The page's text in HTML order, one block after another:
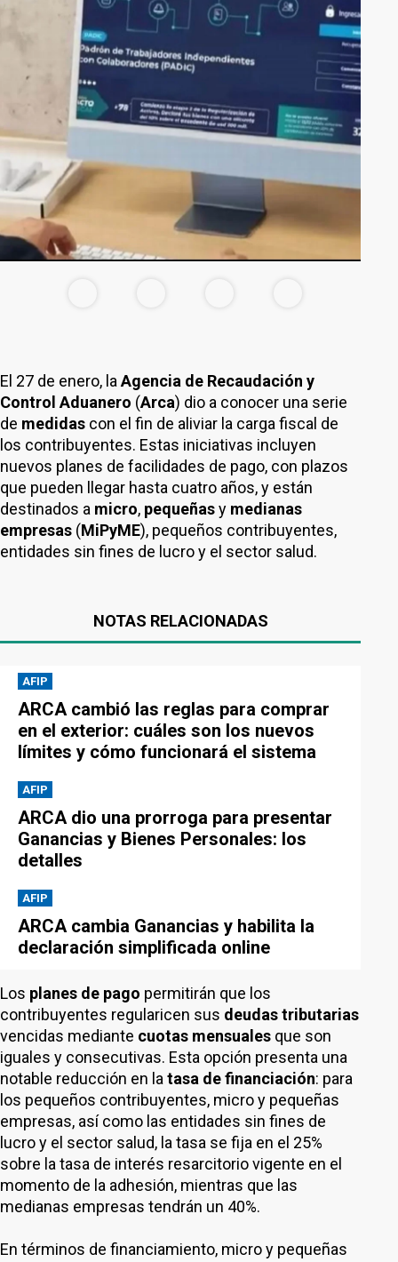
El 27 de enero, la Agencia de Recaudación y
Control Aduanero (Arca) dio a conocer una serie
de medidas con el fin de aliviar la carga fiscal de
los contribuyentes. Estas iniciativas incluyen
nuevos planes de facilidades de pago, con plazos
que pueden llegar hasta cuatro años, y están
destinados a micro, pequeñasy medianas
empresas (MiPyME), pequeños contribuyentes,
entidades sin fines de lucro y el sector salud.
NOTAS RELACIONADAS
AFIP
ARCA cambió las reglas para comprar
en el exterior: cuáles son los nuevos
límites y cómo funcionará el sistema
AFIP
ARCA dio una prorroga para presentar
Ganancias y Bienes Personales: los
detalles
AFIP
ARCA cambia Ganancias y habilita la
declaración simplificada online
Los planes de pago permitirán que los
contribuyentes regularicen sus deudas tributarias
vencidas mediante cuotas mensuales que son
iguales y consecutivas. Esta opción presenta una
notable reducción en la tasa de financiación: para
los pequeños contribuyentes, micro y pequeñas
empresas, así como las entidades sin fines de
lucro y el sector salud, la tasa se fija en el 25%
sobre la tasa de interés resarcitorio vigente en el
momento de la adhesión, mientras que las
medianas empresas tendrán un 40%.
En términos de financiamiento, micro y pequeñas